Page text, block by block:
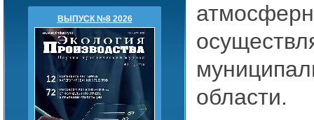
ВЫПУСК №8 2026
области.